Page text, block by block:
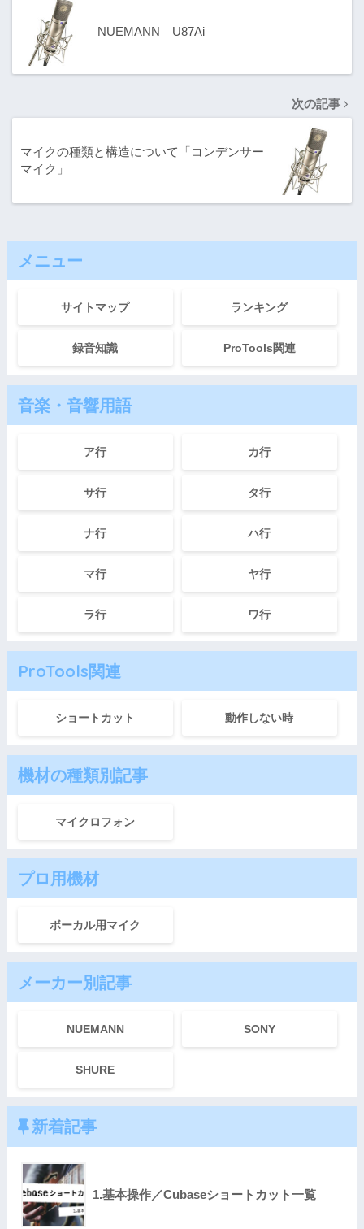
NUEMANN U87Ai
次の記事
マイクの種類と構造について「コンデンサー
マイク」
メニュー
サイトマップ ランキング
録音知識 ProTools関連
音楽・音響用語
ア行 カ行
サ行 タ行
ナ行 ハ行
マ行 ヤ行
ラ行 ワ行
ProTools関連
ショートカット 動作しない時
機材の種類別記事
マイクロフォン
プロ用機材
ボーカル用マイク
メーカー別記事
NUEMANN SONY
SHURE
新着記事
1.基本操作／Cubaseショートカット一覧